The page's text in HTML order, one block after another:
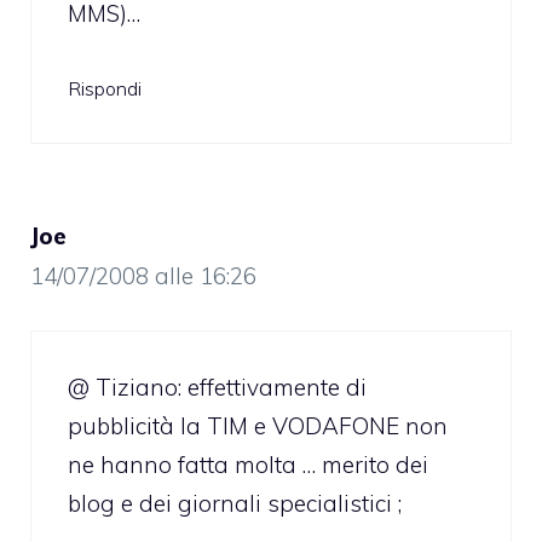
MMS)…
Rispondi
Joe
14/07/2008 alle 16:26
@ Tiziano: effettivamente di
pubblicità la TIM e VODAFONE non
ne hanno fatta molta … merito dei
blog e dei giornali specialistici ;